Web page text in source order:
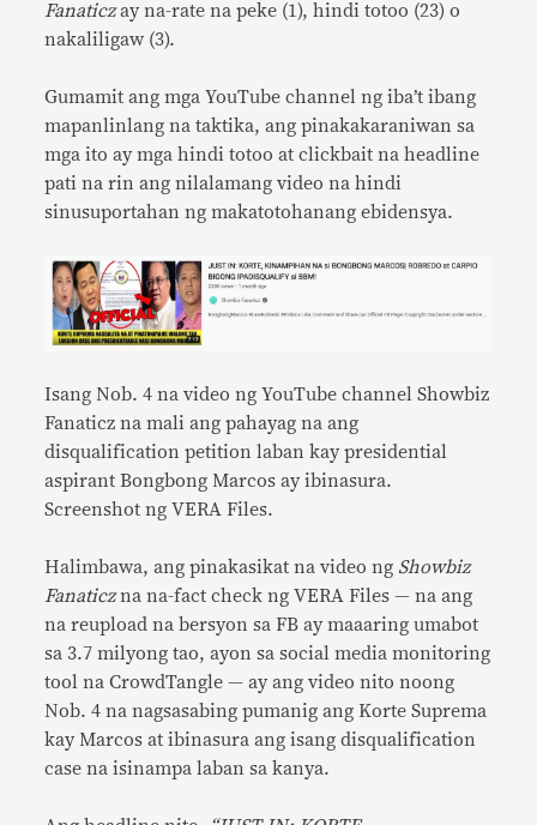
Fanaticzay na-rate na peke (1), hindi totoo (23) o
nakaliligaw (3).
Gumamit ang mga YouTube channel ng iba’t ibang
mapanlinlang na taktika, ang pinakakaraniwan sa
mga ito ay mga hindi totoo at clickbait na headline
pati na rin ang nilalamang video na hindi
sinusuportahan ng makatotohanang ebidensya.
Isang Nob. 4 na video ng YouTube channel Showbiz
Fanaticz na mali ang pahayag na ang
disqualification petition laban kay presidential
aspirant Bongbong Marcos ay ibinasura.
Screenshot ng VERA Files.
Halimbawa, ang pinakasikat na video ng Showbiz
Fanaticzna na-fact check ng VERA Files — na ang
na reupload na bersyon sa FB ay maaaring umabot
sa 3.7 milyong tao, ayon sa social media monitoring
tool na CrowdTangle — ay ang video nito noong
Nob. 4 na nagsasabing pumanig ang Korte Suprema
kay Marcos at ibinasura ang isang disqualification
case na isinampa laban sa kanya.